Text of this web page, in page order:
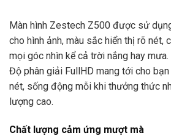
Màn hình Zestech Z500 được sử
cho hình ảnh, màu sắc hiển thị rõ nét,
mọi góc nhìn kể cả trời nắng hay mưa.
Độ phân giải FullHD mang tới cho
nét, sống động mỗi khi thưởng thức
lượng cao.
Chất lượng cảm ứng mượt mà